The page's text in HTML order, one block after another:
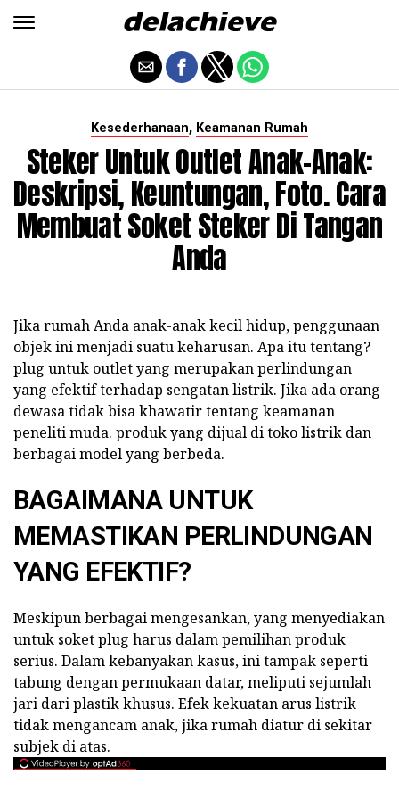
Kesederhanaan, Keamanan Rumah
Steker Untuk Outlet Anak-Anak:
Deskripsi, Keuntungan, Foto. Cara
Membuat Soket Steker Di Tangan
Anda
Jika rumah Anda anak-anak kecil hidup, penggunaan
objek ini menjadi suatu keharusan. Apa itu tentang?
plug untuk outlet yang merupakan perlindungan
yang efektif terhadap sengatan listrik. Jika ada orang
dewasa tidak bisa khawatir tentang keamanan
peneliti muda. produk yang dijual di toko listrik dan
berbagai model yang berbeda.
BAGAIMANA UNTUK
MEMASTIKAN PERLINDUNGAN
YANG EFEKTIF?
Meskipun berbagai mengesankan, yang menyediakan
untuk soket plug harus dalam pemilihan produk
serius. Dalam kebanyakan kasus, ini tampak seperti
tabung dengan permukaan datar, meliputi sejumlah
jari dari plastik khusus. Efek kekuatan arus listrik
tidak mengancam anak, jika rumah diatur di sekitar
subjek di atas.